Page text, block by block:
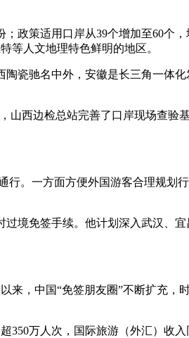
政策适用口岸从39个增加至60个
等人文地理特色鲜明的地区。
瓷驰名中外，安徽是长三角一体
山西边检总站完善了口岸现场查
行。一方面方便外国游客合理规
境免签手续。他计划深入武汉、
来，中国“免签朋友圈”不断扩充
万人次，国际旅游（外汇）收入